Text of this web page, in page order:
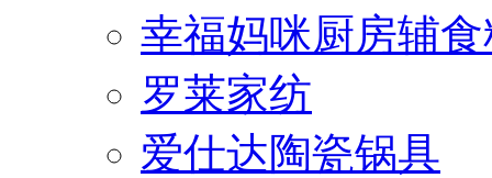
幸福妈咪厨房辅
罗莱家纺
爱仕达陶瓷锅具